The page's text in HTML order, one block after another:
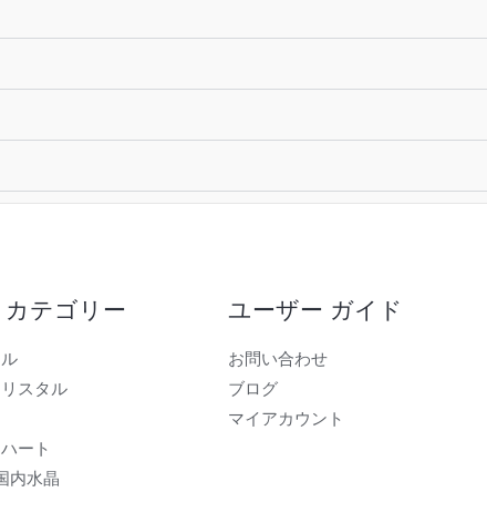
テゴリー
スタル
ート
内水晶
ユーザー ガイド
お問い合わせ
ブログ
マイアカウント